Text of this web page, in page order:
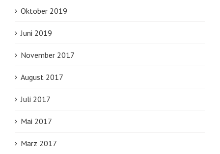
Oktober 2019
Juni 2019
November 2017
August 2017
Juli 2017
Mai 2017
März 2017